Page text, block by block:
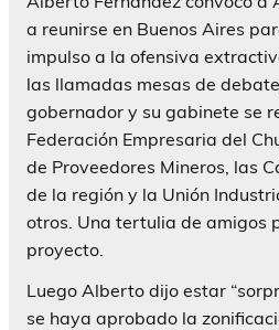
a reunirse en Buenos Aires
impulso a la ofensiva
las llamadas mesas de
gobernador y su gabinete se
Federación Empresaria del
de Proveedores Mineros, las
de la región y la Unión
otros. Una tertulia de amigos
proyecto.
Luego Alberto dijo estar
se haya aprobado la